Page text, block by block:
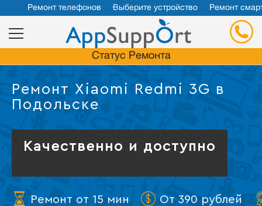
Ремонт телефонов Выберите устройство Ремонт
Статус Ремонта
Ремонт Xiaomi Redmi 3G в
Подольске
Качественно и доступно
Ремонт от 15 мин От 390 рублей